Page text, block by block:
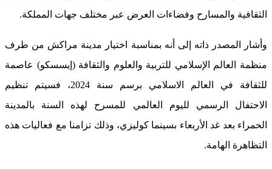
الثقافية والمسارح وفضاءات العرض عبر مختلف جهات المملكة.
وأشار المصدر ذاته إلى أنه بمناسبة اختيار مدينة مراكش من طرف
منظمة العالم الإسلامي للتربية والعلوم والثقافة (إيسسكو) عاصمة
للثقافة في العالم الاسلامي برسم سنة 2024، فسيتم تنظيم
الاحتفال الرسمي لليوم العالمي للمسرح لهذه السنة بالمدينة
الحمراء بعد غد الأربعاء بسينما كوليزي، وذلك تزامنا مع فعاليات هذه
التظاهرة الهامة.